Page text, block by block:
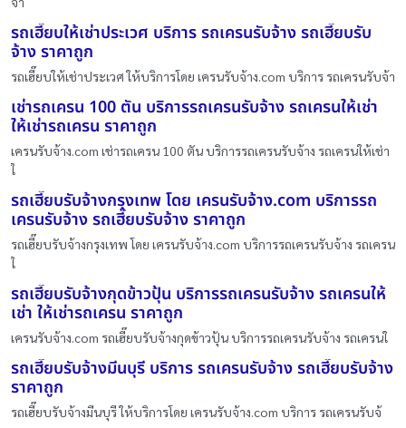
รถเฮี๊ยบให้เช่าประเวศ บริการ รถเครนรับจ้าง รถเฮี๊ยบรับ
จ้าง ราคาถูก
รถเฮี๊ยบให้เช่าประเวศ ให้บริการโดย เครนรับจ้าง.com บริการ รถเครนรับจ้า
เช่ารถเครน 100 ตัน บริการรถเครนรับจ้าง รถเครนให้เช่า
ให้เช่ารถเครน ราคาถูก
เครนรับจ้าง.com เช่ารถเครน 100 ตัน บริการรถเครนรับจ้าง รถเครนให้เช่า
ใ
รถเฮี๊ยบรับจ้างกรุงเทพ โดย เครนรับจ้าง.com บริการรถ
เครนรับจ้าง รถเฮี๊ยบรับจ้าง ราคาถูก
รถเฮี๊ยบรับจ้างกรุงเทพ โดย เครนรับจ้าง.com บริการรถเครนรับจ้าง รถเครน
ใ
รถเฮี๊ยบรับจ้างกุดข้าวปุ้น บริการรถเครนรับจ้าง รถเครนให้
เช่า ให้เช่ารถเครน ราคาถูก
เครนรับจ้าง.com รถเฮี๊ยบรับจ้างกุดข้าวปุ้น บริการรถเครนรับจ้าง รถเครนใ
รถเฮี๊ยบรับจ้างมีนบุรี บริการ รถเครนรับจ้าง รถเฮี๊ยบรับจ้าง
ราคาถูก
รถเฮี๊ยบรับจ้างมีนบุรี ให้บริการโดย เครนรับจ้าง.com บริการ รถเครนรับจ้